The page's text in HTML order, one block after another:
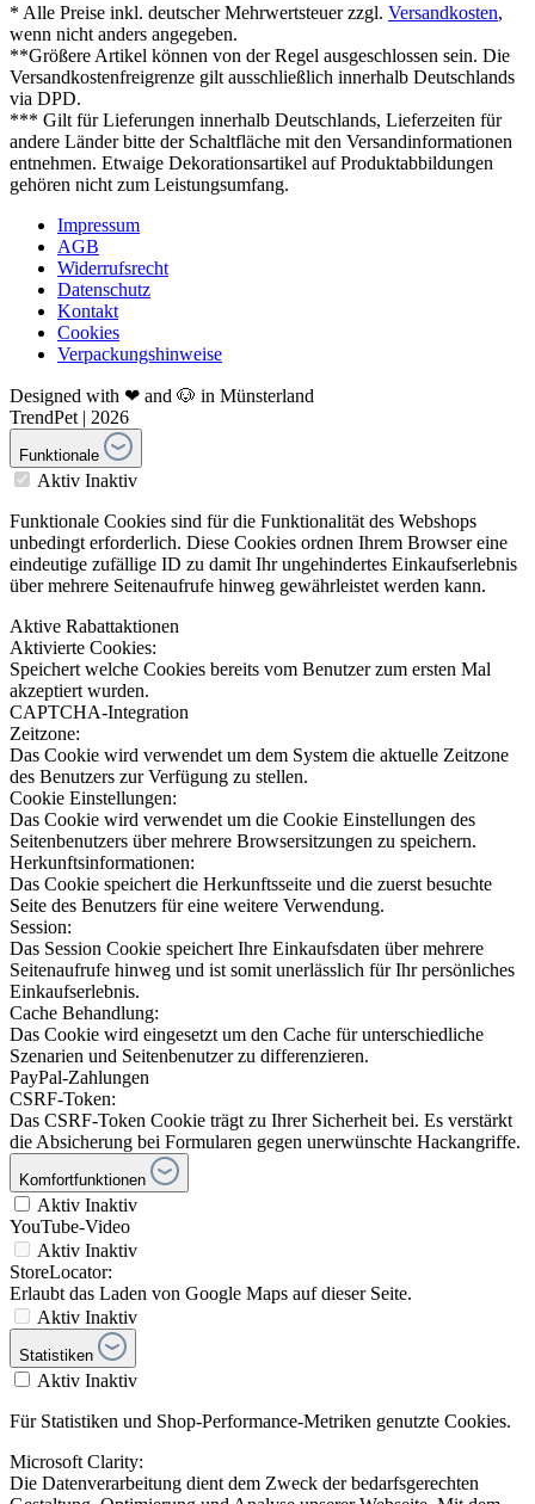
* Alle Preise inkl. deutscher Mehrwertsteuer zzgl. Versandkosten,
wenn nicht anders angegeben.
**Größere Artikel können von der Regel ausgeschlossen sein. Die
Versandkostenfreigrenze gilt ausschließlich innerhalb Deutschlands
via DPD.
*** Gilt für Lieferungen innerhalb Deutschlands, Lieferzeiten für
andere Länder bitte der Schaltfläche mit den Versandinformationen
entnehmen. Etwaige Dekorationsartikel auf Produktabbildungen
gehören nicht zum Leistungsumfang.
Impressum
AGB
Widerrufsrecht
Datenschutz
Kontakt
Cookies
Verpackungshinweise
Designed with ❤ and 🐶 in Münsterland
TrendPet | 2026
Funktionale
Aktiv Inaktiv
Funktionale Cookies sind für die Funktionalität des Webshops
unbedingt erforderlich. Diese Cookies ordnen Ihrem Browser eine
eindeutige zufällige ID zu damit Ihr ungehindertes Einkaufserlebnis
über mehrere Seitenaufrufe hinweg gewährleistet werden kann.
Aktive Rabattaktionen
Aktivierte Cookies:
Speichert welche Cookies bereits vom Benutzer zum ersten Mal
akzeptiert wurden.
CAPTCHA-Integration
Zeitzone:
Das Cookie wird verwendet um dem System die aktuelle Zeitzone
des Benutzers zur Verfügung zu stellen.
Cookie Einstellungen:
Das Cookie wird verwendet um die Cookie Einstellungen des
Seitenbenutzers über mehrere Browsersitzungen zu speichern.
Herkunftsinformationen:
Das Cookie speichert die Herkunftsseite und die zuerst besuchte
Seite des Benutzers für eine weitere Verwendung.
Session:
Das Session Cookie speichert Ihre Einkaufsdaten über mehrere
Seitenaufrufe hinweg und ist somit unerlässlich für Ihr persönliches
Einkaufserlebnis.
Cache Behandlung:
Das Cookie wird eingesetzt um den Cache für unterschiedliche
Szenarien und Seitenbenutzer zu differenzieren.
PayPal-Zahlungen
CSRF-Token:
Das CSRF-Token Cookie trägt zu Ihrer Sicherheit bei. Es verstärkt
die Absicherung bei Formularen gegen unerwünschte Hackangriffe.
Komfortfunktionen
Aktiv Inaktiv
YouTube-Video
Aktiv Inaktiv
StoreLocator:
Erlaubt das Laden von Google Maps auf dieser Seite.
Aktiv Inaktiv
Statistiken
Aktiv Inaktiv
Für Statistiken und Shop-Performance-Metriken genutzte Cookies.
Microsoft Clarity:
Die Datenverarbeitung dient dem Zweck der bedarfsgerechten